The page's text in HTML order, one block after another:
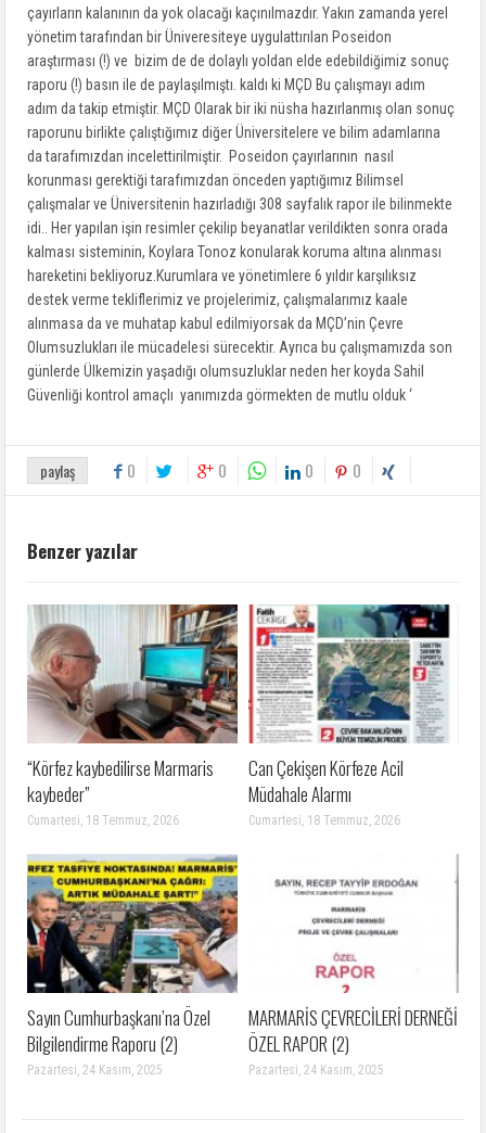
çayırların kalanının da yok olacağı kaçınılmazdır. Yakın zamanda yerel
yönetim tarafından bir Üniveresiteye uygulattırılan Poseidon
araştırması (!) ve bizim de de dolaylı yoldan elde edebildiğimiz sonuç
raporu (!) basın ile de paylaşılmıştı. kaldı ki MÇD Bu çalışmayı adım
adım da takip etmiştir. MÇD Olarak bir iki nüsha hazırlanmış olan sonuç
raporunu birlikte çalıştığımız diğer Üniversitelere ve bilim adamlarına
da tarafımızdan incelettirilmiştir. Poseidon çayırlarının nasıl
korunması gerektiği tarafımızdan önceden yaptığımız Bilimsel
çalışmalar ve Üniversitenin hazırladığı 308 sayfalık rapor ile bilinmekte
idi.. Her yapılan işin resimler çekilip beyanatlar verildikten sonra orada
kalması sisteminin, Koylara Tonoz konularak koruma altına alınması
hareketini bekliyoruz.Kurumlara ve yönetimlere 6 yıldır karşılıksız
destek verme tekliflerimiz ve projelerimiz, çalışmalarımız kaale
alınmasa da ve muhatap kabul edilmiyorsak da MÇD’nin Çevre
Olumsuzlukları ile mücadelesi sürecektir. Ayrıca bu çalışmamızda son
günlerde Ülkemizin yaşadığı olumsuzluklar neden her koyda Sahil
Güvenliği kontrol amaçlı yanımızda görmekten de mutlu olduk ‘
paylaş 0 0 0 0
Benzer yazılar
“Körfez kaybedilirse Marmaris
kaybeder”
Cumartesi, 18 Temmuz, 2026
Can Çekişen Körfeze Acil
Müdahale Alarmı
Cumartesi, 18 Temmuz, 2026
Sayın Cumhurbaşkanı’na Özel
Bilgilendirme Raporu (2)
Pazartesi, 24 Kasım, 2025
MARMARİS ÇEVRECİLERİ DERNEĞİ
ÖZEL RAPOR (2)
Pazartesi, 24 Kasım, 2025